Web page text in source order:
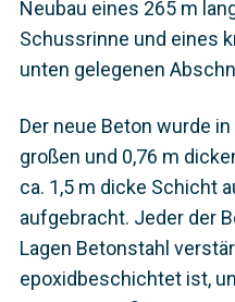
Neubau eines 265 m
Schussrinne und eines
unten gelegenen
Der neue Beton wurde
großen und 0,76 m
ca. 1,5 m dicke Schicht
aufgebracht. Jeder der
Lagen Betonstahl
epoxidbeschichtet ist,